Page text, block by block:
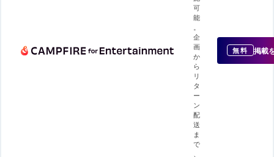
可
能
企
画
か
ら
リ
タ
ー
ン
配
送
ま
で
無料 掲載